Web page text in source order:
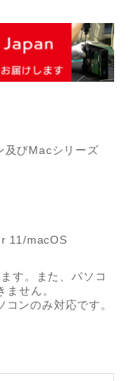
及びMacシリーズ
11/macOS
す。また、パソコ
せん。
ンのみ対応です。